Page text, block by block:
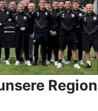
Region